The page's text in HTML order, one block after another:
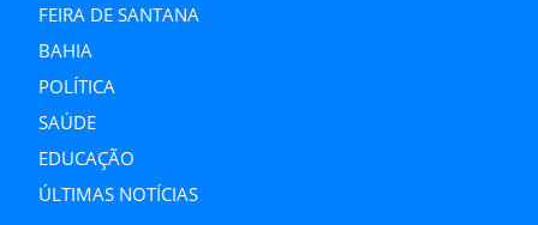
FEIRA DE SANTANA
BAHIA
POLÍTICA
SAÚDE
EDUCAÇÃO
ÚLTIMAS NOTÍCIAS